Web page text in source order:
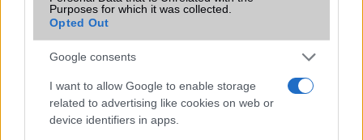
Purposes for which it was collected.
Opted Out
Google consents
I want to allow Google to enable storage
related to advertising like cookies on web or
device identifiers in apps.
A nem Pro iPhone 17 modellekből továbbra is hiányozhat a
5x teleobjektív
Az iPhone 17, Air, Pro és Pro Max igazán szedett-vedett
Videón az iPhone 17 sorozat makettjei
Friss iPhone 17 család fotók kerültek fel a netre